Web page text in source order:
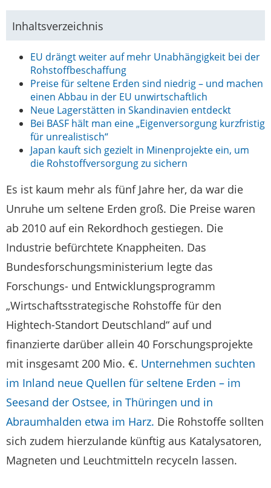
Inhaltsverzeichnis
EU drängt weiter auf mehr Unabhängigkeit bei der
Rohstoffbeschaffung
Preise für seltene Erden sind niedrig – und machen
einen Abbau in der EU unwirtschaftlich
Neue Lagerstätten in Skandinavien entdeckt
Bei BASF hält man eine „Eigenversorgung kurzfristig
für unrealistisch“
Japan kauft sich gezielt in Minenprojekte ein, um
die Rohstoffversorgung zu sichern
Es ist kaum mehr als fünf Jahre her, da war die
Unruhe um seltene Erden groß. Die Preise waren
ab 2010 auf ein Rekordhoch gestiegen. Die
Industrie befürchtete Knappheiten. Das
Bundesforschungsministerium legte das
Forschungs- und Entwicklungsprogramm
„Wirtschaftsstrategische Rohstoffe für den
Hightech-Standort Deutschland“ auf und
finanzierte darüber allein 40 Forschungsprojekte
mit insgesamt 200 Mio. €. Unternehmen suchten
im Inland neue Quellen für seltene Erden – im
Seesand der Ostsee, in Thüringen und in
Abraumhalden etwa im Harz. Die Rohstoffe sollten
sich zudem hierzulande künftig aus Katalysatoren,
Magneten und Leuchtmitteln recyceln lassen.